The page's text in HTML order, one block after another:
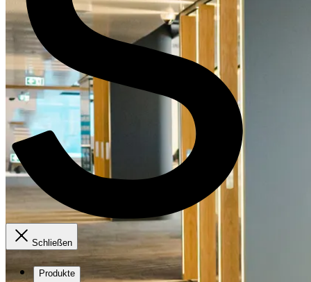
Schließen
Produkte